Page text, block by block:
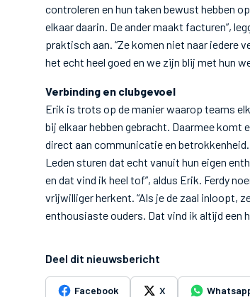
controleren en hun taken bewust hebben
elkaar daarin. De ander maakt facturen”,
praktisch aan. “Ze komen niet naar iedere
het echt heel goed en we zijn blij met hun
Verbinding en clubgevoel
Erik is trots op de manier waarop teams
bij elkaar hebben gebracht. Daarmee komt
direct aan communicatie en
Leden sturen dat echt vanuit hun eigen
en dat vind ik heel tof”, aldus Erik. Ferdy
vrijwilliger herkent. “Als je de zaal inloopt,
enthousiaste ouders. Dat vind ik altijd een
Deel dit nieuwsbericht
Facebook X